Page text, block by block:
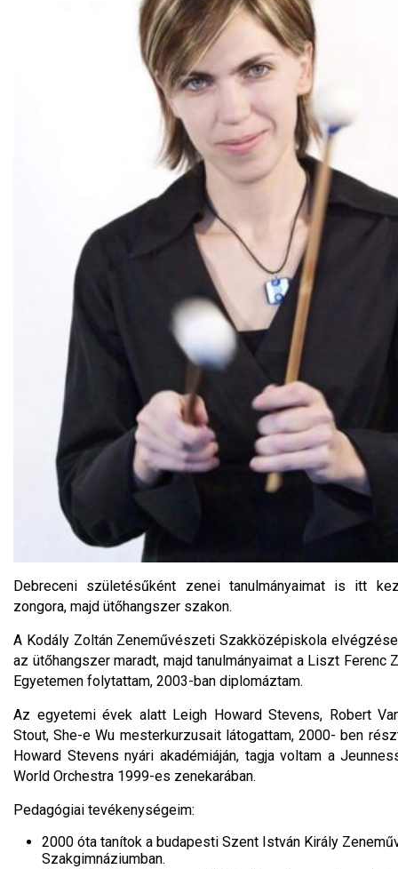
Debreceni születésűként zenei tanulmányaimat is itt
zongora, majd ütőhangszer szakon.
A Kodály Zoltán Zeneművészeti Szakközépiskola
az ütőhangszer maradt, majd tanulmányaimat a Liszt Ferenc
Egyetemen folytattam, 2003-ban diplomáztam.
Az egyetemi évek alatt Leigh Howard Stevens, Robert
Stout, She-e Wu mesterkurzusait látogattam, 2000- ben
Howard Stevens nyári akadémiáján, tagja voltam a
World Orchestra 1999-es zenekarában.
Pedagógiai tevékenységeim:
2000 óta tanítok a budapesti Szent István Király
Szakgimnáziumban.